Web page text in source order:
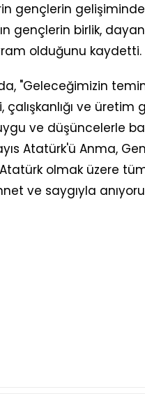
gençlerin
gençlerin birlik,
olduğunu kaydetti.
"Geleceğimizin
çalışkanlığı ve
ve düşüncelerle
Atatürk'ü Anma,
olmak üzere
ve saygıyla